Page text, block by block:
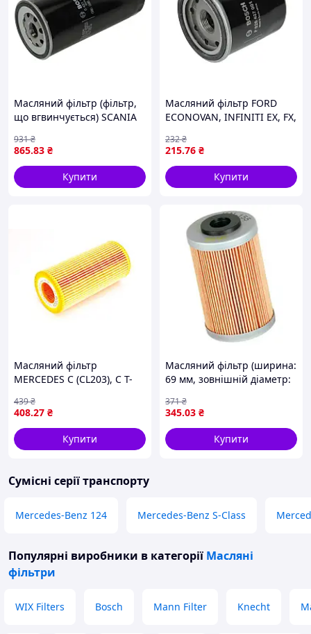
Масляний фільтр (фільтр,
що вгвинчується) SCANIA
BUS, OMNIEXPRESS, P I, R I,
R II, T, TOURING, VOLVO
865.83 ₴
931₴
Купити
Масляний фільтр FORD
ECONOVAN, INFINITI EX, FX,
NISSAN 200SX, 350Z, 370Z,
ALMERA I, ALMERA II,
ALMERA
215.76 ₴
232₴
Купити
Масляний фільтр
MERCEDES C (CL203), C T-
T-MODEL (S210), E T-MODEL
(S211), E (W210), E (W211), S
(W220,
408.27 ₴
439₴
Купити
Масляний фільтр (ширина:
69 мм, зовнішній діаметр:
11 мм) BETA REV,
BETAMOTOR RR ENDURO,
HUSABERG FC,
345.03 ₴
371₴
Купити
Сумісні серії транспорту
Mercedes-Benz 124 Mercedes-Benz S-Class
Популярні виробники в категорії Масляні
фільтри
WIX Filters Bosch Mann Filter Knecht